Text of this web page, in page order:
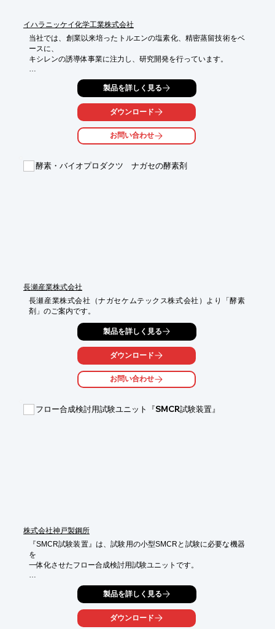
イハラニッケイ化学工業株式会社
当社では、創業以来培ったトルエンの塩素化、精密蒸留技術をベ
ースに、
キシレンの誘導体事業に注力し、研究開発を行っています。
高品質な新規製品を合理的コストの製法で開発し、お客様のニー
ご要望の際はお気軽に、お問い合わせください。
【当社の強み】
■長年の経験により、選択的に芳香族塩素化をする事を得意とし
産できる
■加水分解条件もさまざま保有
製品を詳しく見る
ダウンロード
お問い合わせ
酵素・バイオプロダクツ ナガセの酵素剤
長瀬産業株式会社
長瀬産業株式会社（ナガセケムテックス株式会社）より「酵素
剤」のご案内です。
製品を詳しく見る
ダウンロード
お問い合わせ
フロー合成検討用試験ユニット『SMCR試験装置』
株式会社神戸製鋼所
『SMCR試験装置』は、試験用の小型SMCRと試験に必要な機器
を
一体化させたフロー合成検討用試験ユニットです。
反応時間の短い用途向けの「SMCR試験機」と、反応時間の長い
「SMCR試験機II」の2タイプをご用意。
SMCRの選定が可能で広範囲な反応・滞留時間に対応できます。
製品を詳しく見る
ダウンロード